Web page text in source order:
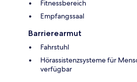
Fitnessbereich
Empfangssaal
Barrierearmut
Fahrstuhl
Hörassistenzsysteme für
verfügbar